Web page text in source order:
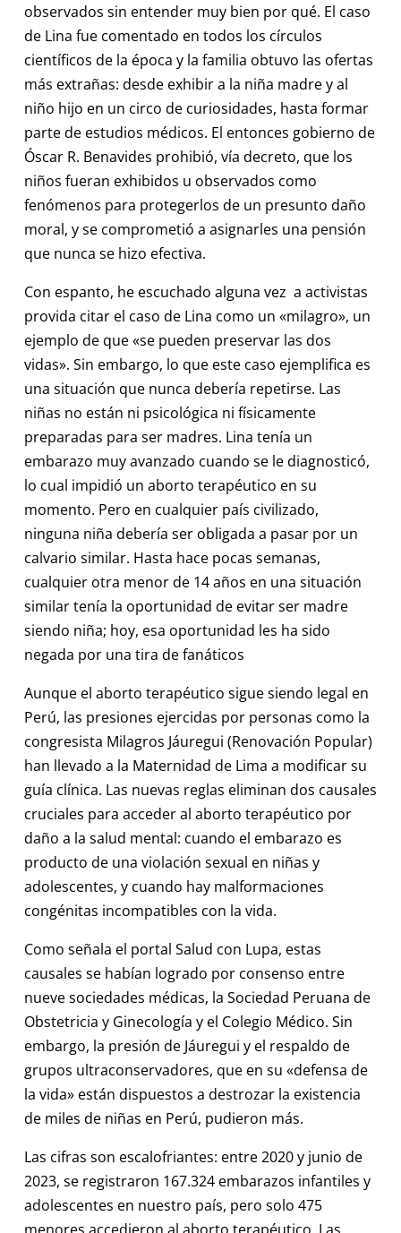
observados sin entender muy bien por qué. El caso
de Lina fue comentado en todos los círculos
científicos de la época y la familia obtuvo las ofertas
más extrañas: desde exhibir a la niña madre y al
niño hijo en un circo de curiosidades, hasta formar
parte de estudios médicos. El entonces gobierno de
Óscar R. Benavides prohibió, vía decreto, que los
niños fueran exhibidos u observados como
fenómenos para protegerlos de un presunto daño
moral, y se comprometió a asignarles una pensión
que nunca se hizo efectiva.
Con espanto, he escuchado alguna vez a activistas
provida citar el caso de Lina como un «milagro», un
ejemplo de que «se pueden preservar las dos
vidas». Sin embargo, lo que este caso ejemplifica es
una situación que nunca debería repetirse. Las
niñas no están ni psicológica ni físicamente
preparadas para ser madres. Lina tenía un
embarazo muy avanzado cuando se le diagnosticó,
lo cual impidió un aborto terapéutico en su
momento. Pero en cualquier país civilizado,
ninguna niña debería ser obligada a pasar por un
calvario similar. Hasta hace pocas semanas,
cualquier otra menor de 14 años en una situación
similar tenía la oportunidad de evitar ser madre
siendo niña; hoy, esa oportunidad les ha sido
negada por una tira de fanáticos
Aunque el aborto terapéutico sigue siendo legal en
Perú, las presiones ejercidas por personas como la
congresista Milagros Jáuregui (Renovación Popular)
han llevado a la Maternidad de Lima a modificar su
guía clínica. Las nuevas reglas eliminan dos causales
cruciales para acceder al aborto terapéutico por
daño a la salud mental: cuando el embarazo es
producto de una violación sexual en niñas y
adolescentes, y cuando hay malformaciones
congénitas incompatibles con la vida.
Como señala el portal Salud con Lupa, estas
causales se habían logrado por consenso entre
nueve sociedades médicas, la Sociedad Peruana de
Obstetricia y Ginecología y el Colegio Médico. Sin
embargo, la presión de Jáuregui y el respaldo de
grupos ultraconservadores, que en su «defensa de
la vida» están dispuestos a destrozar la existencia
de miles de niñas en Perú, pudieron más.
Las cifras son escalofriantes: entre 2020 y junio de
2023, se registraron 167.324 embarazos infantiles y
adolescentes en nuestro país, pero solo 475